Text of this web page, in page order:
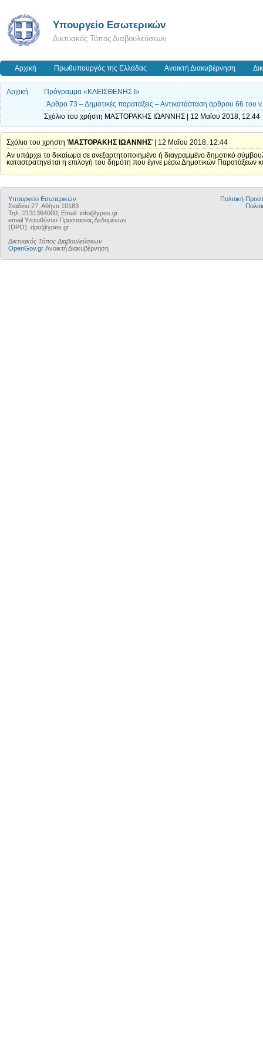
Υπουργείο Εσωτερικών
Δικτυακός Τόπος Διαβουλεύσεων
Αρχική Πρωθυπουργός της Ελλάδας Ανοικτή Διακυβέρνηση
Αρχική
Πρόγραμμα «ΚΛΕΙΣΘΕΝΗΣ Ι»
Άρθρο 73 – Δημοτικές παρατάξεις – Αντικατάσταση άρθρου 66 του
Σχόλιο του χρήστη ΜΑΣΤΟΡΑΚΗΣ ΙΩΑΝΝΗΣ | 12 Μαΐου 2018, 12:44
Σχόλιο του χρήστη 'ΜΑΣΤΟΡΑΚΗΣ ΙΩΑΝΝΗΣ' | 12 Μαΐου 2018, 12:44
Αν υπάρχει το δικαίωμα σε ανεξαρτητοποιημένο ή διαγραμμένο δημοτικό
καταστρατηγείται η επιλογή του δημότη που έγινε μέσω Δημοτικών Παρατάξεων
Υπουργείο Εσωτερικών
Σταδίου 27, Αθήνα 10183
Τηλ.:2131364000, Email: info@ypes.gr
email Υπευθύνου Προστασίας Δεδομένων
(DPO): dpo@ypes.gr
Δικτυακός Τόπος Διαβουλεύσεων
OpenGov.gr Ανοικτή Διακυβέρνηση
Πολιτική